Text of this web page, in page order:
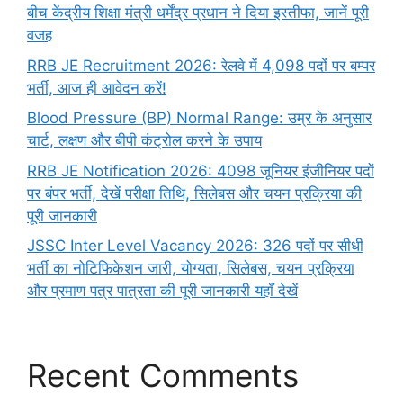
बीच केंद्रीय शिक्षा मंत्री धर्मेंद्र प्रधान ने दिया इस्तीफा, जानें पूरी
वजह
RRB JE Recruitment 2026: रेलवे में 4,098 पदों पर बम्पर
भर्ती, आज ही आवेदन करें!
Blood Pressure (BP) Normal Range: उम्र के अनुसार
चार्ट, लक्षण और बीपी कंट्रोल करने के उपाय
RRB JE Notification 2026: 4098 जूनियर इंजीनियर पदों
पर बंपर भर्ती, देखें परीक्षा तिथि, सिलेबस और चयन प्रक्रिया की
पूरी जानकारी
JSSC Inter Level Vacancy 2026: 326 पदों पर सीधी
भर्ती का नोटिफिकेशन जारी, योग्यता, सिलेबस, चयन प्रक्रिया
और प्रमाण पत्र पात्रता की पूरी जानकारी यहाँ देखें
Recent Comments